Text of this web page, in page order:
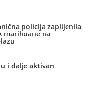
policija zaplijenila
marihuane na
i dalje aktivan